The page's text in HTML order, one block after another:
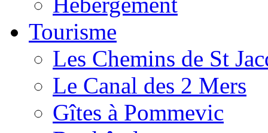
Tourisme
Les Chemins de St
Le Canal des 2 Mers
Gîtes à Pommevic